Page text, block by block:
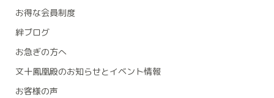
お得な会員制度
絆ブログ
お急ぎの方へ
文十鳳凰殿のお知らせとイベント情報
お客様の声